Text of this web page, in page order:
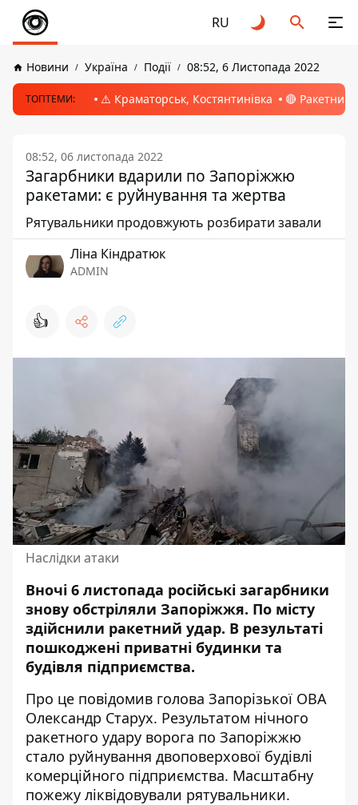
RU
Новини Україна Події 08:52, 6 Листопада 2022
ТОПТЕМИ: ⚠️ Краматорськ, Костянтинівка 🔴 Ракетний
08:52, 06 листопада 2022
Загарбники вдарили по Запоріжжю
ракетами: є руйнування та жертва
Рятувальники продовжують розбирати завали
Ліна Кіндратюк
ADMIN
👍
Наслідки атаки
Вночі 6 листопада російські загарбники
знову обстріляли Запоріжжя. По місту
здійснили ракетний удар. В результаті
пошкоджені приватні будинки та
будівля підприємства.
Про це повідомив голова Запорізької ОВА
Олександр Старух. Результатом нічного
ракетного удару ворога по Запоріжжю
стало руйнування двоповерхової будівлі
комерційного підприємства. Масштабну
пожежу ліквідовували рятувальники.